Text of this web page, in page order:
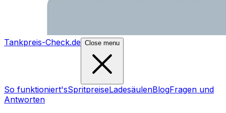
Tankpreis-Check.de Close menu
So funktioniert'sSpritpreiseLadesäulenBlogFragen und
Antworten